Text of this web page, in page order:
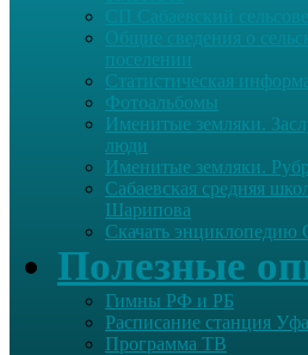
Общие сведения о
поселении
Статистическая
Фотоальбомы
Именитые земляки.
люди
Именитые земляки.
Сабаевская средняя
Шарипова
Скачать энциклопедию
Полезные
Гимны РФ и РБ
Расписание станция Уфа
Программа ТВ